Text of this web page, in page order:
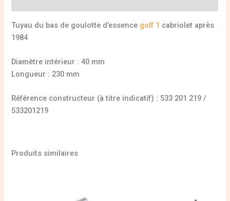
Tuyau du bas de goulotte d’essence golf 1 cabriolet après
1984
Diamètre intérieur : 40 mm
Longueur : 230 mm
Référence constructeur (à titre indicatif) : 533 201 219 /
533201219
Produits similaires